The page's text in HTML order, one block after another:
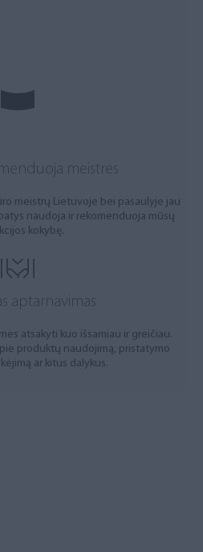
meistrės
meistrų Lietuvoje bei pasaulyje jau
naudoja ir rekomenduoja mūsų
kokybę.
aptarnavimas
atsakyti kuo išsamiau ir greičiau.
produktų naudojimą, pristatymo
ar kitus dalykus.